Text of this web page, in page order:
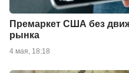
Премаркет США без
рынка
4 мая, 18:18